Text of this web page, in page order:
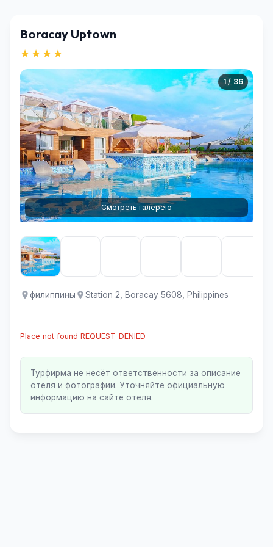
Boracay Uptown
★★★★
1 / 36
Смотреть галерею
филиппины Station 2, Boracay 5608, Philippines
Place not found REQUEST_DENIED
Турфирма не несёт ответственности за описание
отеля и фотографии. Уточняйте официальную
информацию на сайте отеля.